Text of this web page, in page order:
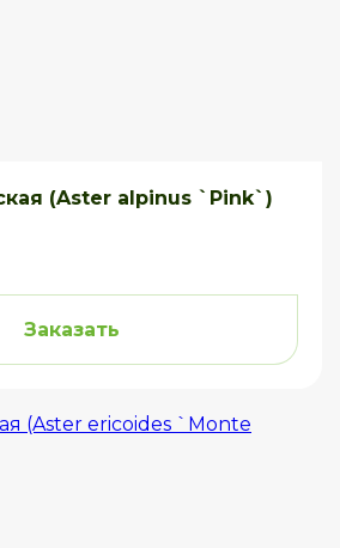
(Aster alpinus `Pink`)
Заказать